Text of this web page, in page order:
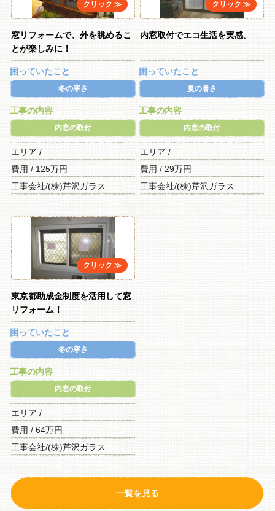
窓リフォームで、外を眺めるこ
とが楽しみに！
困っていたこと
冬の寒さ
工事の内容
内窓の取付
エリア /
費用 / 125万円
工事会社/(株)芹沢ガラス
内窓取付でエコ生活を実感。
困っていたこと
夏の暑さ
工事の内容
内窓の取付
エリア /
費用 / 29万円
工事会社/(株)芹沢ガラス
東京都助成金制度を活用して窓
リフォーム！
困っていたこと
冬の寒さ
工事の内容
内窓の取付
エリア /
費用 / 64万円
工事会社/(株)芹沢ガラス
一覧を見る